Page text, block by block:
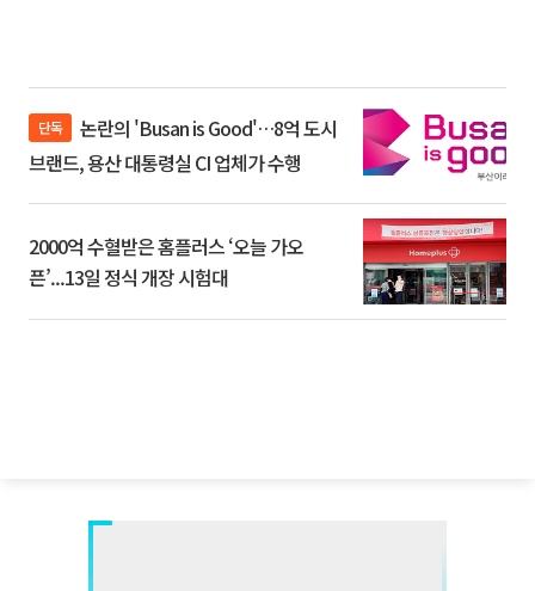
단독
브랜드, 용산 대통령실 CI 업체가 수행
2000억 수혈받은 홈플러스 ‘오늘 가오
픈’...13일 정식 개장 시험대